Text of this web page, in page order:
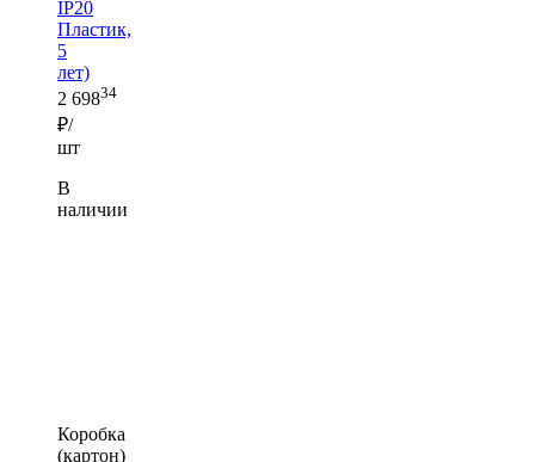
IP20
Пластик,
5
лет)
2 69834
₽/
шт
В
наличии
Коробка
(картон)